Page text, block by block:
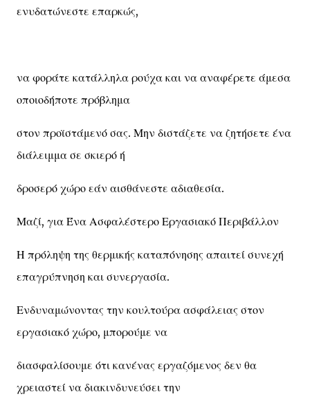
ενυδατώνεστε επαρκώς,
να φοράτε κατάλληλα ρούχα και να αναφέρετε άμεσα
οποιοδήποτε πρόβλημα
στον προϊστάμενό σας. Μην διστάζετε να ζητήσετε ένα
διάλειμμα σε σκιερό ή
δροσερό χώρο εάν αισθάνεστε αδιαθεσία.
Μαζί, για Ένα Ασφαλέστερο Εργασιακό Περιβάλλον
Η πρόληψη της θερμικής καταπόνησης απαιτεί συνεχή
επαγρύπνηση και συνεργασία.
Ενδυναμώνοντας την κουλτούρα ασφάλειας στον
εργασιακό χώρο, μπορούμε να
διασφαλίσουμε ότι κανένας εργαζόμενος δεν θα
χρειαστεί να διακινδυνεύσει την